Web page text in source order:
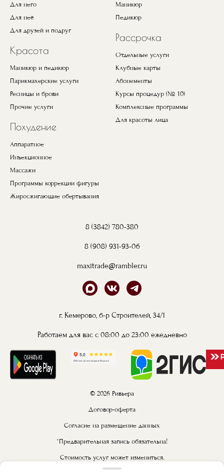
Для него
Для неё
Для друзей и подруг
Красота
Маникюр и педикюр
Парикмахерские услуги
Ресницы и брови
Прочие услуги
Похудение
Аппаратное
Инъекционное
Массажи
Программы коррекции фигуры
Жиросжигающие обертывания
Маникюр
Педикюр
Рассрочка
Отдельные услуги
Клубные карты
Абонементы
Курсы процедур (№ 10)
Комплексные программы
Для красоты лица
8 (3842) 780-380
8 (908) 931-93-06
maxitrade@rambler.ru
г. Кемерово, б-р Строителей, 34/1
Работаем для вас с 08:00 до 23:00 ежедневно
© 2026 Ривьера
Договор-оферта
Согласие на размещение данных
*Предварительная запись обязательна!
Стоимость услуг может измениться.